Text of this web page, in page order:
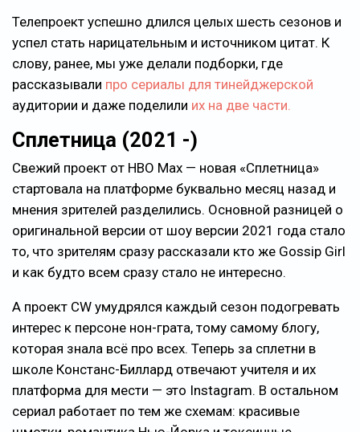
Телепроект успешно длился целых шесть сезонов и
успел стать нарицательным и источником цитат. К
слову, ранее, мы уже делали подборки, где
рассказывали про сериалы для тинейджерской
аудитории и даже поделили их на две части.
Сплетница (2021 -)
Свежий проект от HBO Max — новая «Сплетница»
стартовала на платформе буквально месяц назад и
мнения зрителей разделились. Основной разницей о
оригинальной версии от шоу версии 2021 года стало
то, что зрителям сразу рассказали кто же Gossip Girl
и как будто всем сразу стало не интересно.
А проект CW умудрялся каждый сезон подогревать
интерес к персоне нон-грата, тому самому блогу,
которая знала всё про всех. Теперь за сплетни в
школе Констанс-Биллард отвечают учителя и их
платформа для мести — это Instagram. В остальном
сериал работает по тем же схемам: красивые